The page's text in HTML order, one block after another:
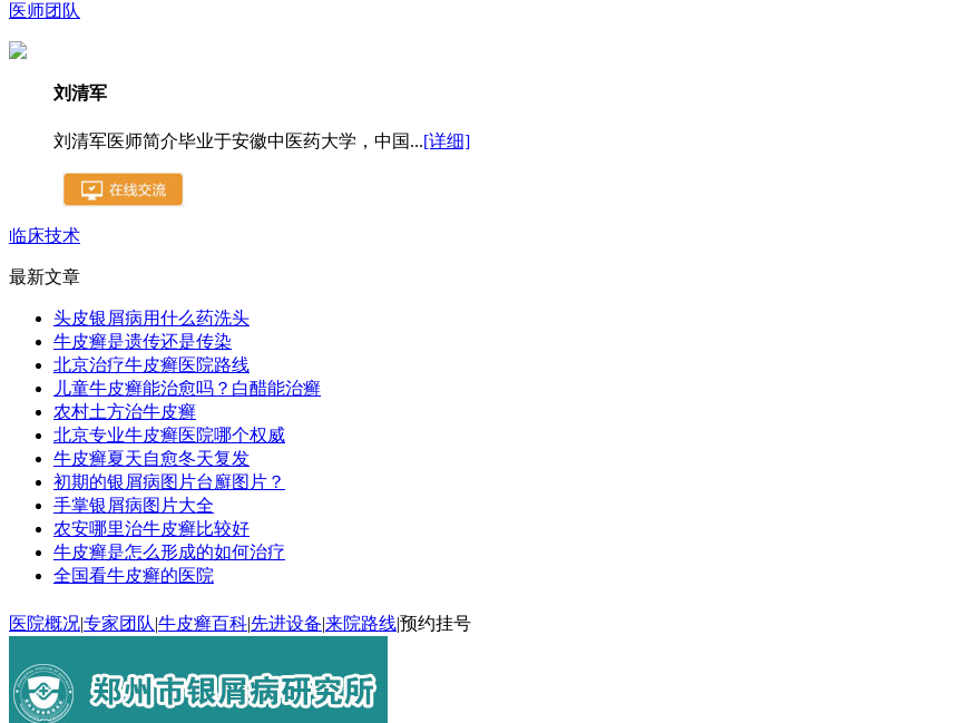
医师团队
刘清军
刘清军医师简介毕业于安徽中医药大学，中国...[详细]
临床技术
最新文章
头皮银屑病用什么药洗头
牛皮癣是遗传还是传染
北京治疗牛皮癣医院路线
儿童牛皮癣能治愈吗？白醋能治癣
农村土方治牛皮癣
北京专业牛皮癣医院哪个权威
牛皮癣夏天自愈冬天复发
初期的银屑病图片台廯图片？
手掌银屑病图片大全
农安哪里治牛皮癣比较好
牛皮癣是怎么形成的如何治疗
全国看牛皮癣的医院
医院概况|专家团队|牛皮癣百科|先进设备|来院路线|预约挂号